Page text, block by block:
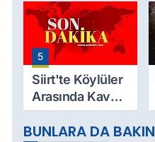
39 Yaşındaki
Mesut Yıldız
Hayatını
Kaybetti
5
Siirt'te Köylüler
Arasında Kavga:
2 Yaralı, Birinin
Durumu Ağır
BUNLARA DA BAKIN